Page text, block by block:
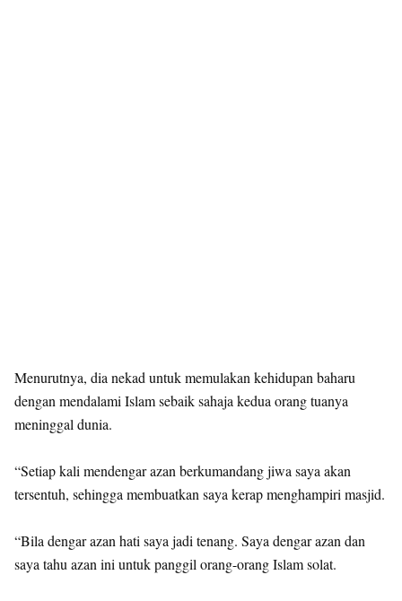
Menurutnya, dia nekad untuk memulakan kehidupan baharu
dengan mendalami Islam sebaik sahaja kedua orang tuanya
meninggal dunia.
“Setiap kali mendengar azan berkumandang jiwa saya akan
tersentuh, sehingga membuatkan saya kerap menghampiri masjid.
“Bila dengar azan hati saya jadi tenang. Saya dengar azan dan
saya tahu azan ini untuk panggil orang-orang Islam solat.